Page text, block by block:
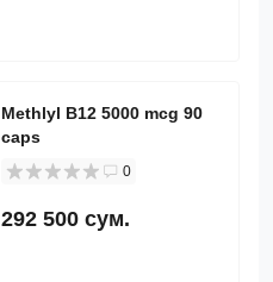
Methlyl B12 5000 mcg 90
caps
0
292 500 сум.